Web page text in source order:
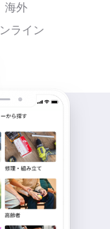
海外
ライン